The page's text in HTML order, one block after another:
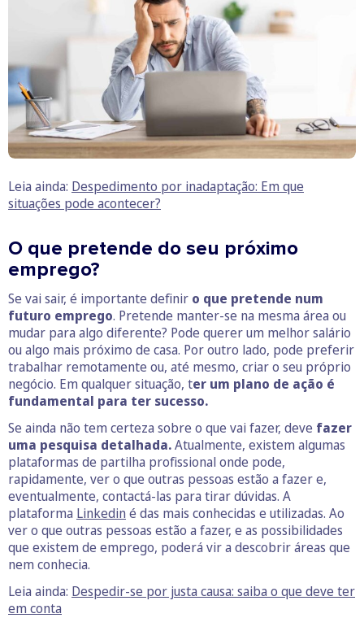
Leia ainda: Despedimento por inadaptação: Em que
situações pode acontecer?
O que pretende do seu próximo
emprego?
Se vai sair, é importante definir o que pretende num
futuro emprego. Pretende manter-se na mesma área ou
mudar para algo diferente? Pode querer um melhor salário
ou algo mais próximo de casa. Por outro lado, pode preferir
trabalhar remotamente ou, até mesmo, criar o seu próprio
negócio. Em qualquer situação, ter um plano de ação é
fundamental para ter sucesso.
Se ainda não tem certeza sobre o que vai fazer, deve fazer
uma pesquisa detalhada.Atualmente, existem algumas
plataformas de partilha profissional onde pode,
rapidamente, ver o que outras pessoas estão a fazer e,
eventualmente, contactá-las para tirar dúvidas. A
plataforma Linkedin é das mais conhecidas e utilizadas. Ao
ver o que outras pessoas estão a fazer, e as possibilidades
que existem de emprego, poderá vir a descobrir áreas que
nem conhecia.
Leia ainda: Despedir-se por justa causa: saiba o que deve ter
em conta